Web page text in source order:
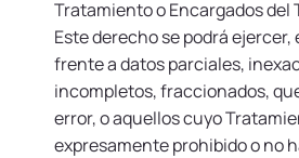
Tratamiento o Encargados del
Este derecho se podrá
frente a datos parciales,
incompletos, fraccionados,
error, o aquellos cuyo
expresamente prohibido o no